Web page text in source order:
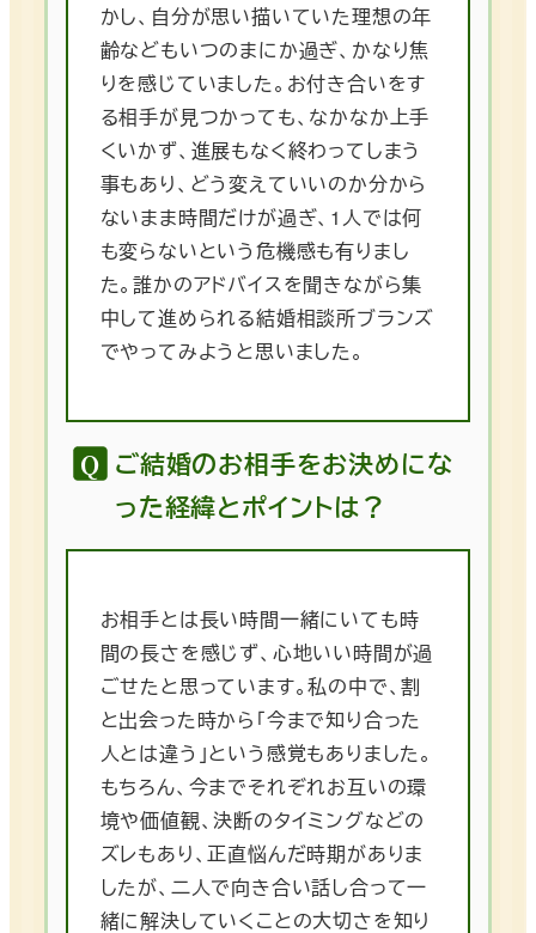
かし、自分が思い描いていた理想の年
齢などもいつのまにか過ぎ、かなり焦
りを感じていました。お付き合いをす
る相手が見つかっても、なかなか上手
くいかず、進展もなく終わってしまう
事もあり、どう変えていいのか分から
ないまま時間だけが過ぎ、1人では何
も変らないという危機感も有りまし
た。誰かのアドバイスを聞きながら集
中して進められる結婚相談所ブランズ
でやってみようと思いました。
ご結婚のお相手をお決めにな
った経緯とポイントは？
お相手とは長い時間一緒にいても時
間の長さを感じず、心地いい時間が過
ごせたと思っています。私の中で、割
と出会った時から「今まで知り合った
人とは違う」という感覚もありました。
もちろん、今までそれぞれお互いの環
境や価値観、決断のタイミングなどの
ズレもあり、正直悩んだ時期がありま
したが、二人で向き合い話し合って一
緒に解決していくことの大切さを知り